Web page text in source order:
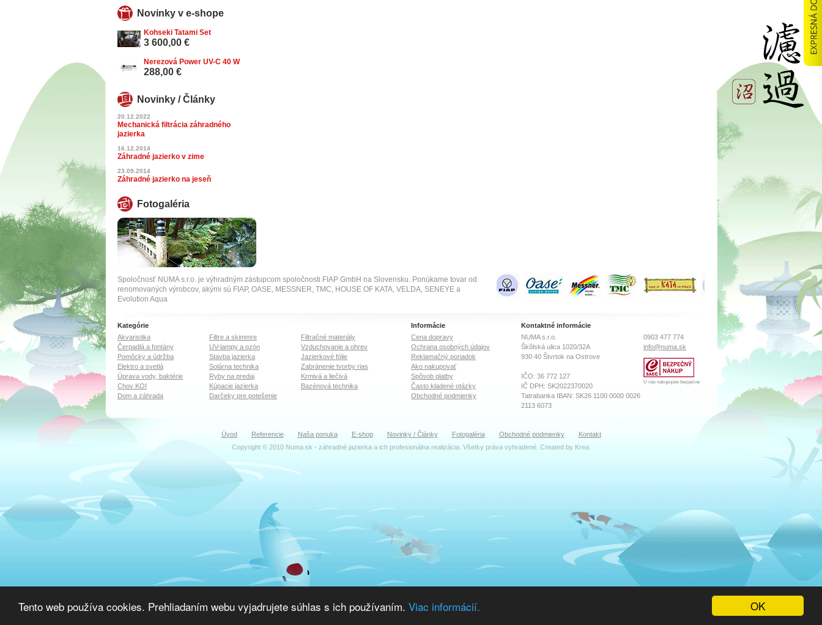
OK
Tento web používa cookies. Prehliadaním webu vyjadrujete súhlas s ich používaním. Viac informácií.
Novinky v e-shope
Kohseki Tatami Set
3 600,00 €
Nerezová Power UV-C 40 W
288,00 €
Novinky / Články
20.12.2022
Mechanická filtrácia záhradného
jazierka
16.12.2014
Záhradné jazierko v zime
23.09.2014
Záhradné jazierko na jeseň
Fotogaléria
Spoločnosť NUMA s.r.o. je výhradným zástupcom spoločnosti FIAP GmbH na Slovensku. Ponúkame tovar od
renomovaných výrobcov, akými sú FIAP, OASE, MESSNER, TMC, HOUSE OF KATA, VELDA, SENEYE a
Evolution Aqua
Kategórie
Akvaristika
Filtre a skimmre
Filtračné materiály
Čerpadlá a fontány
UV-lampy a ozón
Vzduchovanie a ohrev
Pomôcky a údržba
Stavba jazierka
Jazierkové fólie
Elektro a svetlá
Solárna technika
Zabránenie tvorby rias
Úprava vody, baktérie
Ryby na predaj
Krmivá a liečivá
Chov KOI
Kúpacie jazierka
Bazénová technika
Dom a záhrada
Darčeky pre potešenie
Informácie
Cena dopravy
Ochrana osobných údajov
Reklamačný poriadok
Ako nakupovať
Spôsob platby
Často kladené otázky
Obchodné podmienky
Kontaktné informácie
0903 477 774
info@numa.sk
U nás nakupujete bezpečne
NUMA s.r.o.
Škôlská ulica 1020/32A
930 40 Štvrtok na Ostrove
IČO: 36 772 127
IČ DPH: SK2022370020
Tatrabanka IBAN: SK26 1100 0000 0026
2113 6073
Oddiel: Sro, Vložka číslo: 18569/P
Ing. Zuzana Máčiková
Účtovné oddelenie
Montáž a servis
Úvod Referencie Naša ponuka E-shop Novinky / Články Fotogaléria Obchodné podmienky
Kontakt
Copyright © 2010 Numa.sk - záhradné jazierka a ich profesionálna realizácia. Všetky práva vyhradené. Created by Krea.